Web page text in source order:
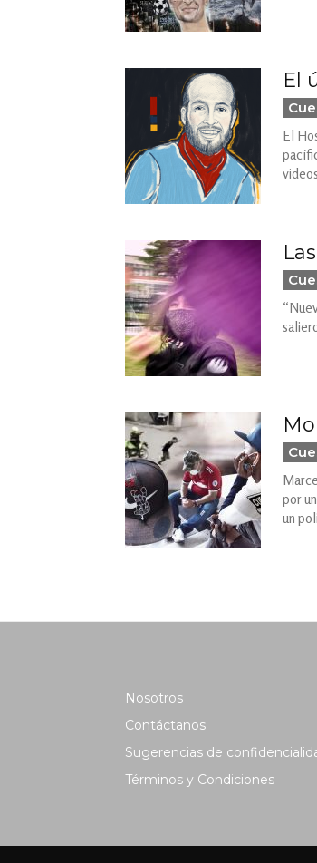
El
El
por
un
Nosotros
Contáctanos
Sugerencias de
Términos y Condiciones